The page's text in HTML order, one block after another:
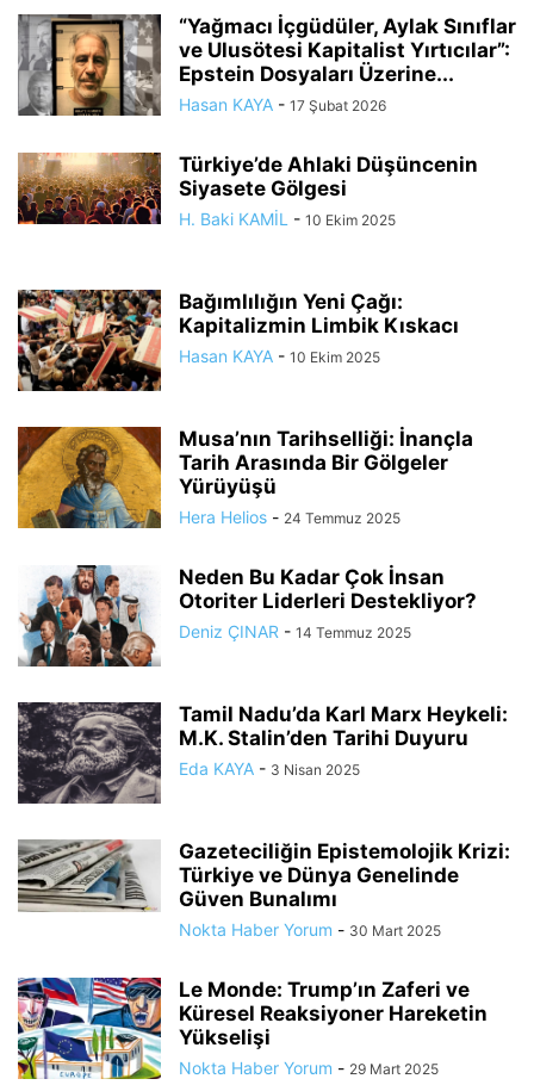
“Yağmacı İçgüdüler, Aylak Sınıflar
ve Ulusötesi Kapitalist Yırtıcılar”:
Epstein Dosyaları Üzerine...
Hasan KAYA - 17 Şubat 2026
Türkiye’de Ahlaki Düşüncenin
Siyasete Gölgesi
H. Baki KAMİL - 10 Ekim 2025
Bağımlılığın Yeni Çağı:
Kapitalizmin Limbik Kıskacı
Hasan KAYA - 10 Ekim 2025
Musa’nın Tarihselliği: İnançla
Tarih Arasında Bir Gölgeler
Yürüyüşü
Hera Helios - 24 Temmuz 2025
Neden Bu Kadar Çok İnsan
Otoriter Liderleri Destekliyor?
Deniz ÇINAR - 14 Temmuz 2025
Tamil Nadu’da Karl Marx Heykeli:
M.K. Stalin’den Tarihi Duyuru
Eda KAYA - 3 Nisan 2025
Gazeteciliğin Epistemolojik Krizi:
Türkiye ve Dünya Genelinde
Güven Bunalımı
Nokta Haber Yorum - 30 Mart 2025
Le Monde: Trump’ın Zaferi ve
Küresel Reaksiyoner Hareketin
Yükselişi
Nokta Haber Yorum - 29 Mart 2025